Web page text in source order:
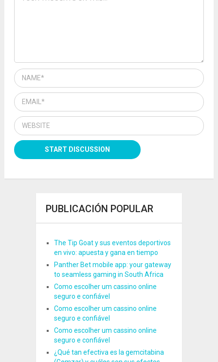
PUBLICACIÓN POPULAR
The Tip Goat y sus eventos deportivos
en vivo: apuesta y gana en tiempo
Panther Bet mobile app: your gateway
to seamless gaming in South Africa
Como escolher um cassino online
seguro e confiável
Como escolher um cassino online
seguro e confiável
Como escolher um cassino online
seguro e confiável
¿Qué tan efectiva es la gemcitabina